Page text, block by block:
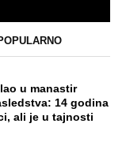
u manastir
14 godina
ali je u tajnosti